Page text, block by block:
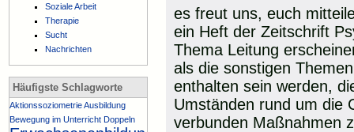
es freut uns, euch
ein Heft der Zeitschrift
Thema Leitung
als die sonstigen
enthalten sein werden,
Umständen rund um die
verbunden Maßnahmen
Soziale Arbeit
Therapie
Sucht
Nachrichten
Häufigste Schlagworte
AktionssoziometrieAusbildung
Bewegung im Unterricht Doppeln